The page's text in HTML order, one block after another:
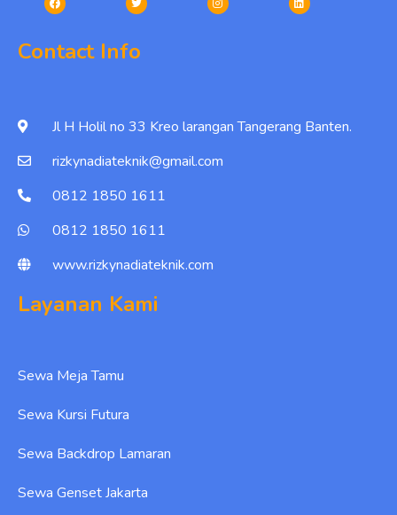
Contact Info
Jl H Holil no 33 Kreo larangan Tangerang Banten.
rizkynadiateknik@gmail.com
0812 1850 1611
0812 1850 1611
www.rizkynadiateknik.com
Layanan Kami
Sewa Meja Tamu
Sewa Kursi Futura
Sewa Backdrop Lamaran
Sewa Genset Jakarta